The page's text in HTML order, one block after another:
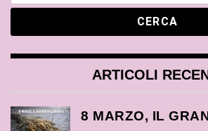
ARTICOLI
8 MARZO, IL